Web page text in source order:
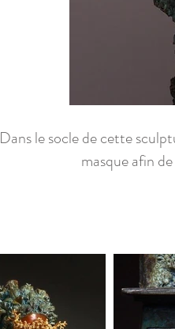
Dans le socle de cette
masque afin